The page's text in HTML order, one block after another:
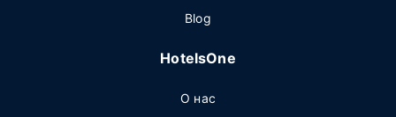
Blog
HotelsOne
О нас